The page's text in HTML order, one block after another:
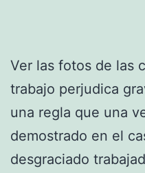
Ver las fotos de las
trabajo perjudica
una regla que una
demostrado en el
desgraciado